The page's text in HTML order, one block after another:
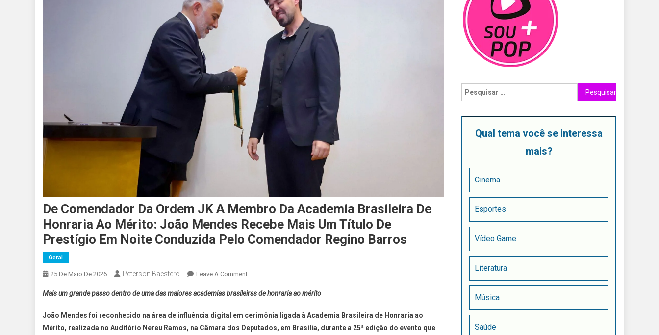
De Comendador Da Ordem JK A Membro Da Academia Brasileira De
Honraria Ao Mérito: João Mendes Recebe Mais Um Título De
Prestígio Em Noite Conduzida Pelo Comendador Regino Barros
Geral
25 De Maio De 2026 Peterson Baestero Leave A Comment
Mais um grande passo dentro de uma das maiores academias brasileiras de honraria ao mérito
João Mendes foi reconhecido na área de influência digital em cerimônia ligada à Academia Brasileira de Honraria ao
Mérito, realizada no Auditório Nereu Ramos, na Câmara dos Deputados, em Brasília, durante a 25ª edição do evento que
Qual tema você se interessa
mais?
Cinema
Esportes
Vídeo Game
Literatura
Música
Saúde